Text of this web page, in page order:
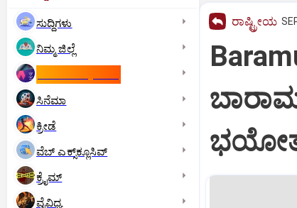
ಸುದ್ದಿಗಳು
ನಿಮ್ಮ ಜಿಲ್ಲೆ
ಸಿನೆಮಾ
ಕ್ರೀಡೆ
ವೆಬ್ ಎಕ್ಸ್‌ಕ್ಲೂಸಿವ್
ಕ್ರೈಮ್
ವೈವಿಧ್ಯ
ರಾಷ್ಟ್ರೀಯ